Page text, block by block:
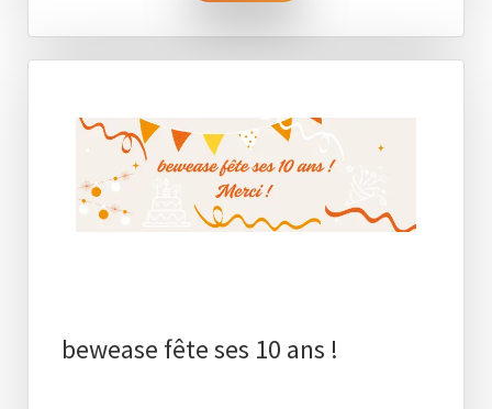
bewease fête ses 10 ans !